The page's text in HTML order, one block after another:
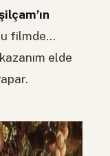
filmde…
elde